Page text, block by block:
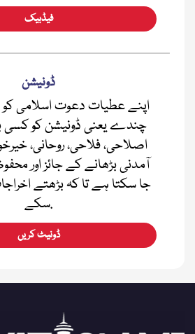
فیڈبیک
ڈونیشن
اپنے عطیات دعوت اسلامی
چندے یعنی ڈونیشن کو کسی
اصلاحی، فلاحی، روحانی،
آمدنی بڑھانے کے جائز اور
جا سکتا ہے تا کہ بڑھتے
سکے.
ڈونیٹ کریں